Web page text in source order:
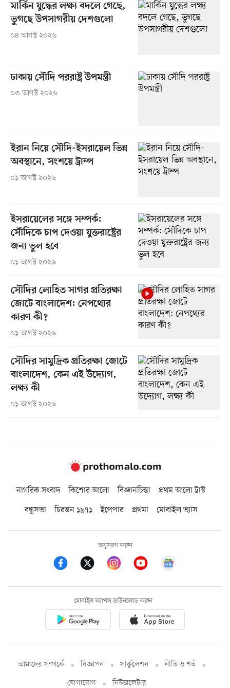
মার্কিন যুদ্ধের লক্ষ্য বদলে গেছে,
ভুগছে উপসাগরীয় দেশগুলো
০৪ আগস্ট ২০২৬
ঢাকায় সৌদি পররাষ্ট্র উপমন্ত্রী
০৩ আগস্ট ২০২৬
ইরান নিয়ে সৌদি-ইসরায়েল ভিন্ন
অবস্থানে, সংশয়ে ট্রাম্প
০১ আগস্ট ২০২৬
ইসরায়েলের সঙ্গে সম্পর্ক:
সৌদিকে চাপ দেওয়া যুক্তরাষ্ট্রের
জন্য ভুল হবে
০১ আগস্ট ২০২৬
সৌদির লোহিত সাগর প্রতিরক্ষা
জোটে বাংলাদেশ: নেপথ্যের
কারণ কী?
০১ আগস্ট ২০২৬
সৌদির সামুদ্রিক প্রতিরক্ষা জোটে
বাংলাদেশ, কেন এই উদ্যোগ,
লক্ষ্য কী
০১ আগস্ট ২০২৬
নাগরিক সংবাদ কিশোর আলো বিজ্ঞানচিন্তা
প্রথম আলো ট্রাস্ট
বন্ধুসভা
চিরন্তন ১৯৭১ ইপেপার প্রথমা মোবাইল ভ্যাস
অনুসরণ করুন
মোবাইল অ্যাপস ডাউনলোড করুন
আমাদের সম্পর্কে বিজ্ঞাপন সার্কুলেশন
নীতি ও শর্ত
যোগাযোগ
নিউজলেটার